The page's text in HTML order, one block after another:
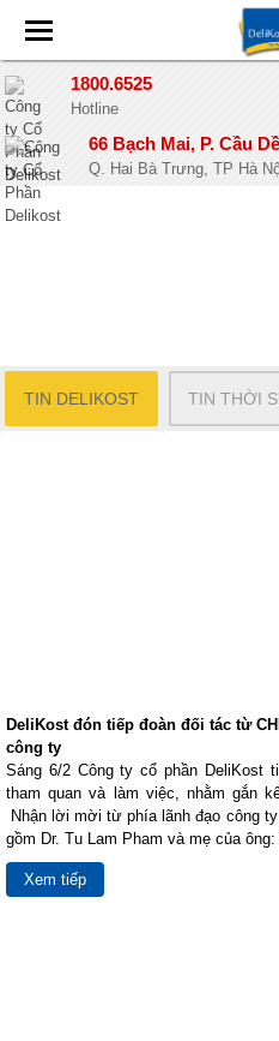
1800.6525
Hotline
66 Bạch Mai, P. Cầu
Q. Hai Bà Trưng, TP Hà
TIN DELIKOST TIN THỜI
DeliKost đón tiếp đoàn đối tác từ
công ty
Sáng 6/2 Công ty cổ phần DeliKost
tham quan và làm việc, nhằm gắn
Nhận lời mời từ phía lãnh đạo công
gồm Dr. Tu Lam Pham và mẹ của
Xem tiếp